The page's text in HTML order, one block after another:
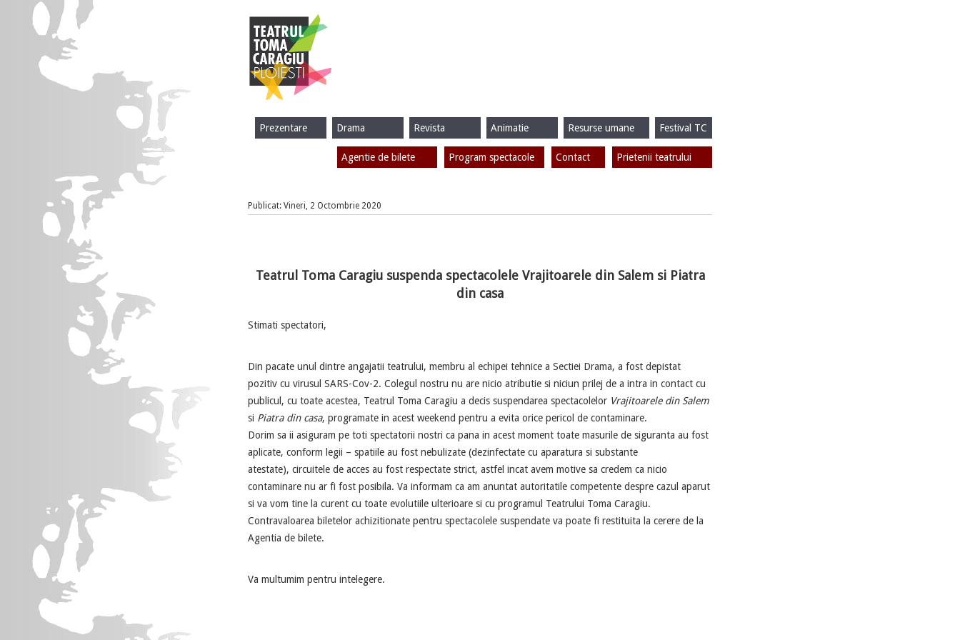
Festival TC
Resurse umane
Animatie
Revista
Drama
Prezentare
Prietenii teatrului
Contact
Program spectacole
Agentie de bilete
Publicat: Vineri, 2 Octombrie 2020
Teatrul Toma Caragiu suspenda spectacolele Vrajitoarele din Salem si Piatra
din casa
Stimati spectatori,
Din pacate unul dintre angajatii teatrului, membru al echipei tehnice a Sectiei Drama, a fost depistat
pozitiv cu virusul SARS-Cov-2. Colegul nostru nu are nicio atributie si niciun prilej de a intra in contact cu
publicul, cu toate acestea, Teatrul Toma Caragiu a decis suspendarea spectacolelor Vrajitoarele din Salem
si Piatra din casa, programate in acest weekend pentru a evita orice pericol de contaminare.
Dorim sa ii asiguram pe toti spectatorii nostri ca pana in acest moment toate masurile de siguranta au fost
aplicate, conform legii – spatiile au fost nebulizate (dezinfectate cu aparatura si substante
atestate), circuitele de acces au fost respectate strict, astfel incat avem motive sa credem ca nicio
contaminare nu ar fi fost posibila. Va informam ca am anuntat autoritatile competente despre cazul aparut
si va vom tine la curent cu toate evolutiile ulterioare si cu programul Teatrului Toma Caragiu.
Contravaloarea biletelor achizitionate pentru spectacolele suspendate va poate fi restituita la cerere de la
Agentia de bilete.
Va multumim pentru intelegere.